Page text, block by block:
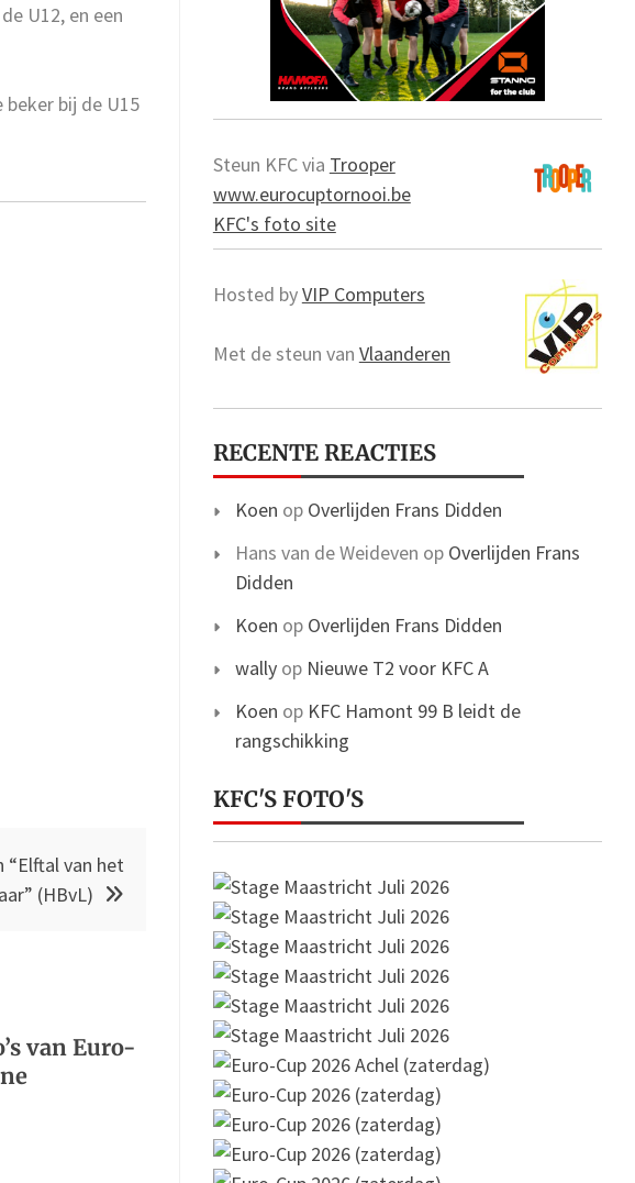
U12, en een
bij de U15
“Elftal van het
(HBvL)
van Euro-
Steun KFC via Trooper
www.eurocuptornooi.be
KFC's foto site
Hosted byVIP Computers
Met de steun van Vlaanderen
RECENTE REACTIES
Koen op Overlijden Frans Didden
Hans van de Weideven op Overlijden Frans
Didden
Koen op Overlijden Frans Didden
wallyop Nieuwe T2 voor KFC A
Koen op KFC Hamont 99 B leidt de
rangschikking
KFC'S FOTO'S